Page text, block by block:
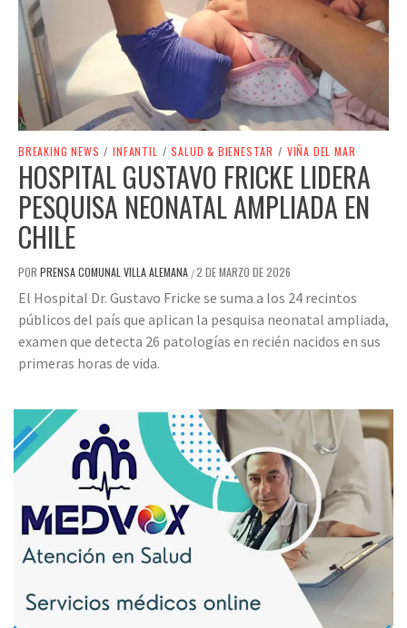
BREAKING NEWS / INFANTIL / SALUD & BIENESTAR / VIÑA DEL MAR
HOSPITAL GUSTAVO FRICKE LIDERA
PESQUISA NEONATAL AMPLIADA EN
CHILE
POR PRENSA COMUNAL VILLA ALEMANA /2 DE MARZO DE 2026
El Hospital Dr. Gustavo Fricke se suma a los 24 recintos
públicos del país que aplican la pesquisa neonatal ampliada,
examen que detecta 26 patologías en recién nacidos en sus
primeras horas de vida.